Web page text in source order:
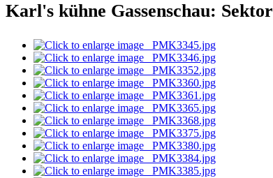
Karl's kühne Gassenschau: